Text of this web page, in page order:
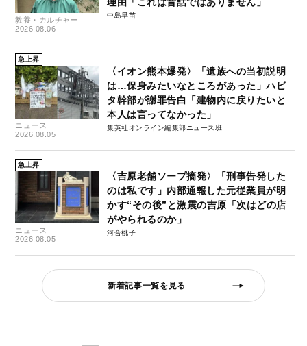
教養・カルチャー
2026.08.06
中島早苗
急上昇
ニュース
2026.08.05
〈イオン熊本爆発〉「遺族への当初説明
は…保身みたいなところがあった」ハビ
タ幹部が謝罪告白「建物内に戻りたいと
本人は言ってなかった」
集英社オンライン編集部ニュース班
急上昇
ニュース
2026.08.05
〈吉原老舗ソープ摘発〉「刑事告発した
のは私です」内部通報した元従業員が明
かす“その後”と激震の吉原「次はどの店
がやられるのか」
河合桃子
新着記事一覧を見る